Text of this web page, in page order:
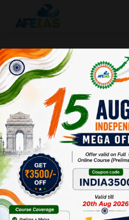
योजना : लोक प्रशासन में
एक बौद्ध दृष्टिकोण
Afeias 25 Jan 2025
To Download Click Here.